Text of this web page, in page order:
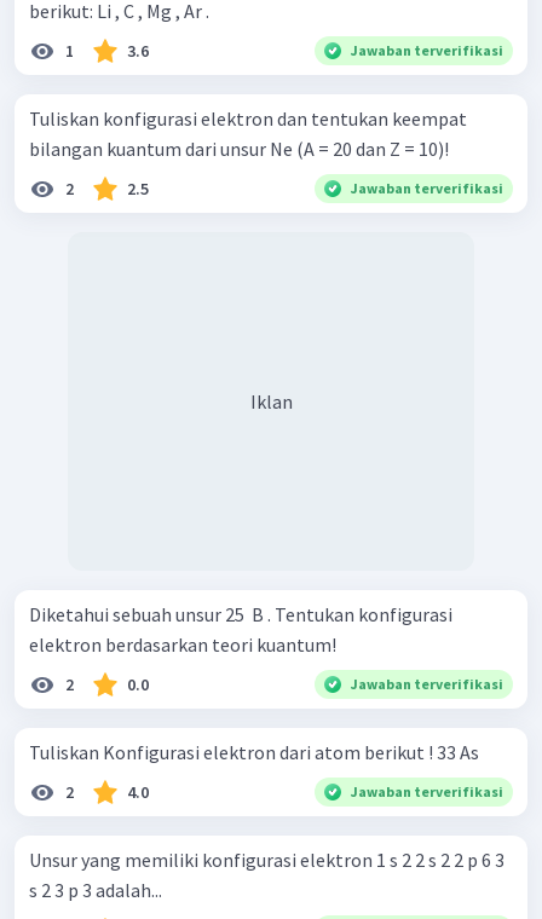
berikut: Li , C , Mg , Ar .
1 3.6 Jawaban terverifikasi
Tuliskan konfigurasi elektron dan tentukan keempat
bilangan kuantum dari unsur Ne (A = 20 dan Z = 10)!
2 2.5 Jawaban terverifikasi
Iklan
Diketahui sebuah unsur 25 ​ B . Tentukan konfigurasi
elektron berdasarkan teori kuantum!
2 0.0 Jawaban terverifikasi
Tuliskan Konfigurasi elektron dari atom berikut ! 33 As
2 4.0 Jawaban terverifikasi
Unsur yang memiliki konfigurasi elektron 1 s 2 2 s 2 2 p 6 3
s 2 3 p 3 adalah...